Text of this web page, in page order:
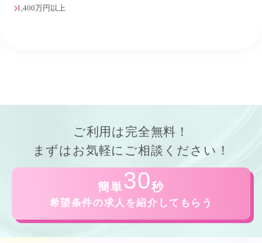
1,400万円以上
ご利用は 完全無料！
まずはお気軽にご相談ください！
簡単30秒
希望条件の求人を紹介してもらう